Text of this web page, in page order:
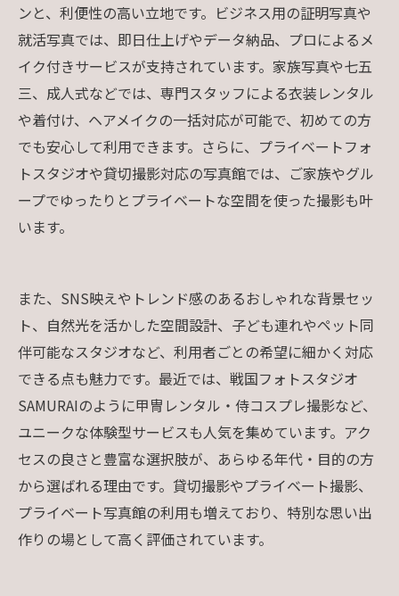
ンと、利便性の高い立地です。ビジネス用の証明写真や
就活写真では、即日仕上げやデータ納品、プロによるメ
イク付きサービスが支持されています。家族写真や七五
三、成人式などでは、専門スタッフによる衣装レンタル
や着付け、ヘアメイクの一括対応が可能で、初めての方
でも安心して利用できます。さらに、プライベートフォ
トスタジオや貸切撮影対応の写真館では、ご家族やグル
ープでゆったりとプライベートな空間を使った撮影も叶
います。
また、SNS映えやトレンド感のあるおしゃれな背景セッ
ト、自然光を活かした空間設計、子ども連れやペット同
伴可能なスタジオなど、利用者ごとの希望に細かく対応
できる点も魅力です。最近では、戦国フォトスタジオ
SAMURAIのように甲冑レンタル・侍コスプレ撮影など、
ユニークな体験型サービスも人気を集めています。アク
セスの良さと豊富な選択肢が、あらゆる年代・目的の方
から選ばれる理由です。貸切撮影やプライベート撮影、
プライベート写真館の利用も増えており、特別な思い出
作りの場として高く評価されています。